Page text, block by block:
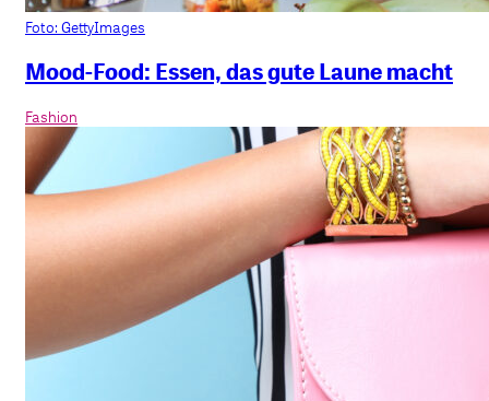
Foto: GettyImages
Mood-Food: Essen, das gute Laune macht
Fashion